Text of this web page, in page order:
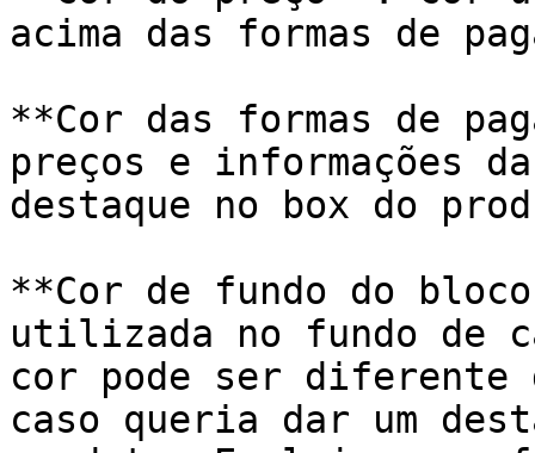
acima das formas de
**Cor das formas de
preços e informações
destaque no box do
**Cor de fundo do
utilizada no fundo de
cor pode ser diferente
caso queria dar um